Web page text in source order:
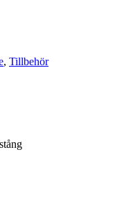
, Tillbehör